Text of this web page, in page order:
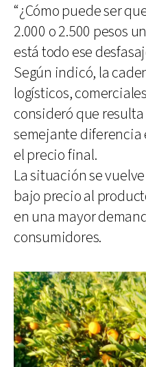
“¿Cómo puede ser
2.000 o 2.500 pesos
está todo ese
Según indicó, la
logísticos,
consideró que
semejante diferencia
el precio final.
La situación se
bajo precio al
en una mayor
consumidores.